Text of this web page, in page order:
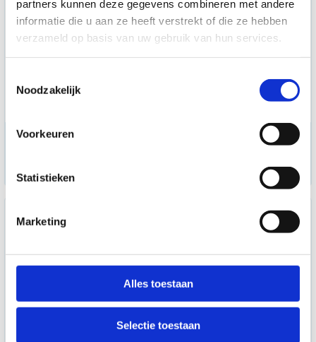
partners kunnen deze gegevens combineren met andere
informatie die u aan ze heeft verstrekt of die ze hebben
verzameld op basis van uw gebruik van hun services.
Noodzakelijk
Voorkeuren
Statistieken
Marketing
Alles toestaan
Selectie toestaan
SAEHAN Huidplooidiktemeter